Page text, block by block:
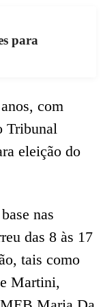
para
com
Tribunal
eleição do
nas
das 8 às 17
tais como
Martini,